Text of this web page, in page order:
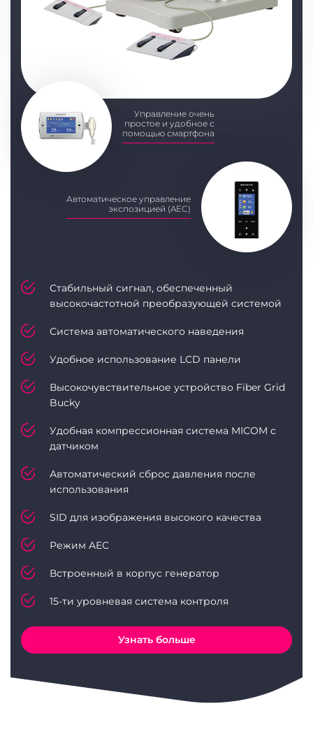
Управление очень
простое и удобное с
помощью смартфона
Автоматическое управление
экспозицией (AEC)
Стабильный сигнал, обеспеченный
высокочастотной преобразующей системой
Система автоматического наведения
Удобное использование LCD панели
Высокочувствительное устройство Fiber Grid
Bucky
Удобная компрессионная система MICOM с
датчиком
Автоматический сброс давления после
использования
SID для изображения высокого качества
Режим AEC
Встроенный в корпус генератор
15-ти уровневая система контроля
Узнать больше